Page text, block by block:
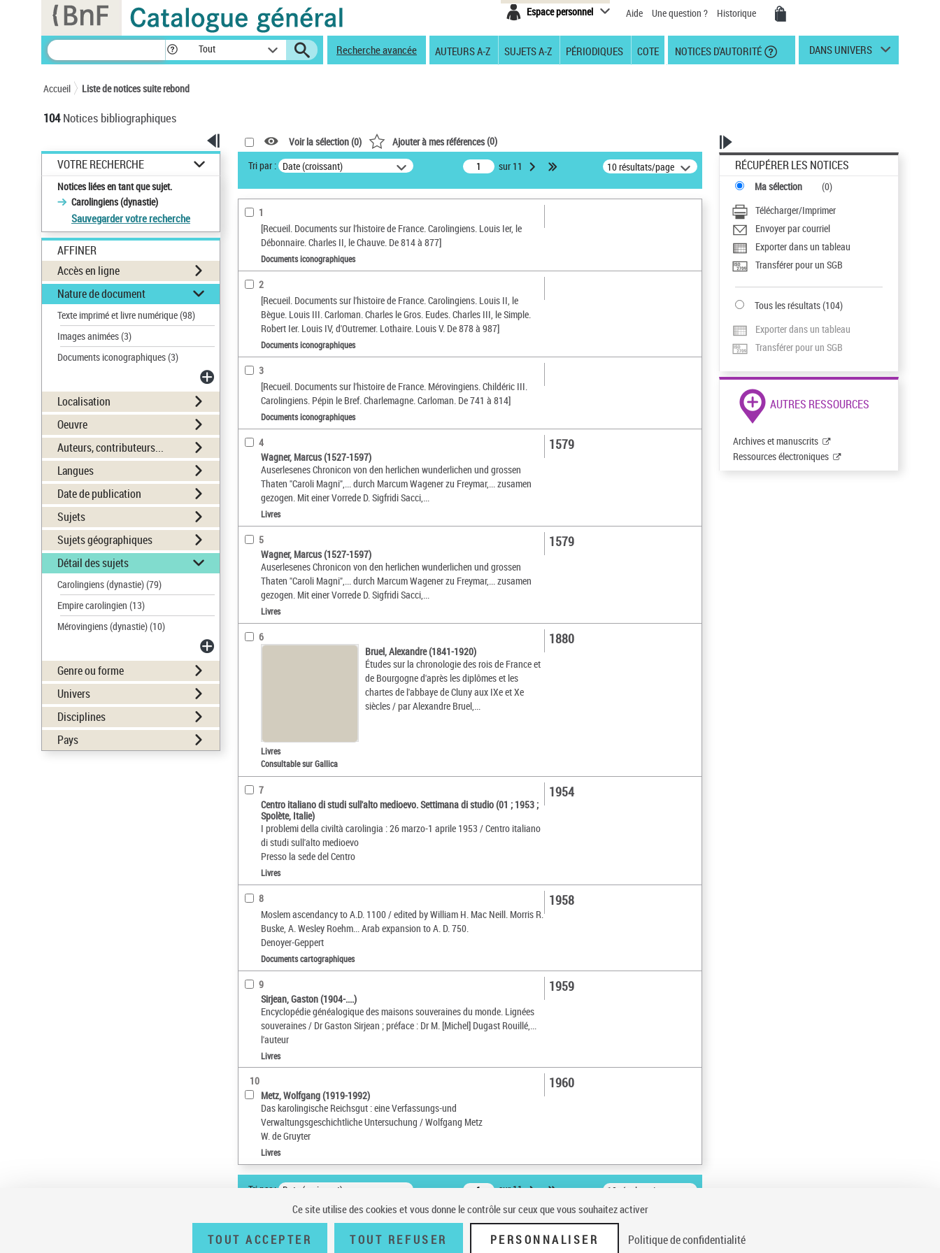
Espace personnel Aide Une question ? Historique
Tout Recherche avancée AUTEURS A-Z SUJETS A-Z PÉRIODIQUES COTE NOTICES D'AUTORITÉ DANS UNIVERS
Accueil Liste de notices suite rebond
104Notices bibliographiques
VOTRE RECHERCHE
Notices liées en tant que sujet.
Carolingiens (dynastie)
Sauvegarder votre recherche
AFFINER
Accès en ligne
Nature de document
Texte imprimé et livre numérique(98)
Images animées(3)
Documents iconographiques(3)
Localisation
Oeuvre
Auteurs, contributeurs...
Langues
Date de publication
Sujets
Sujets géographiques
Détail des sujets
Carolingiens (dynastie)(79)
Empire carolingien (13)
Mérovingiens (dynastie)(10)
Genre ou forme
Univers
Disciplines
Pays
Voir la sélection (0) Ajouter à mes références(0)
Tri par : Date (croissant) sur 11 10 résultats/page
1
[Recueil. Documents sur l'histoire de France. Carolingiens. Louis Ier, le
Débonnaire. Charles II, le Chauve. De 814 à 877]
Documents iconographiques
2
[Recueil. Documents sur l'histoire de France. Carolingiens. Louis II, le
Bègue. Louis III. Carloman. Charles le Gros. Eudes. Charles III, le Simple.
Robert Ier. Louis IV, d'Outremer. Lothaire. Louis V. De 878 à 987]
Documents iconographiques
3
[Recueil. Documents sur l'histoire de France. Mérovingiens. Childéric III.
Carolingiens. Pépin le Bref. Charlemagne. Carloman. De 741 à 814]
Documents iconographiques
4
Wagner, Marcus (1527-1597)
Auserlesenes Chronicon von den herlichen wunderlichen und grossen
Thaten "Caroli Magni",... durch Marcum Wagener zu Freymar,... zusamen
gezogen. Mit einer Vorrede D. Sigfridi Sacci,...
1579
Livres
5
Wagner, Marcus (1527-1597)
Auserlesenes Chronicon von den herlichen wunderlichen und grossen
Thaten "Caroli Magni",... durch Marcum Wagener zu Freymar,... zusamen
gezogen. Mit einer Vorrede D. Sigfridi Sacci,...
1579
Livres
6
Bruel, Alexandre (1841-1920)
Études sur la chronologie des rois de France et
de Bourgogne d'après les diplômes et les
chartes de l'abbaye de Cluny aux IXe et Xe
siècles / par Alexandre Bruel,...
1880
Livres
Consultable sur Gallica
7
Centro italiano di studi sull'alto medioevo. Settimana di studio (01 ; 1953 ;
Spolète, Italie)
I problemi della civiltà carolingia : 26 marzo-1 aprile 1953 / Centro italiano
di studi sull'alto medioevo
Presso la sede del Centro
1954
Livres
8
Moslem ascendancy to A.D. 1100 / edited by William H. Mac Neill. Morris R.
Buske, A. Wesley Roehm... Arab expansion to A. D. 750.
Denoyer-Geppert
1958
Documents cartographiques
9
Sirjean, Gaston (1904-....)
Encyclopédie généalogique des maisons souveraines du monde. Lignées
souveraines / Dr Gaston Sirjean ; préface : Dr M. [Michel] Dugast Rouillé,...
l'auteur
1959
Livres
10
Metz, Wolfgang (1919-1992)
Das karolingische Reichsgut : eine Verfassungs-und
Verwaltungsgeschichtliche Untersuchung / Wolfgang Metz
W. de Gruyter
1960
Livres
Tri par : Date (croissant) sur 11 10 résultats/page
RÉCUPÉRER LES NOTICES
Ma sélection (0)
Télécharger/Imprimer
Envoyer par courriel
Exporter dans un tableau
Transférer pour un SGB
Tous les résultats(104)
Exporter dans un tableau
Transférer pour un SGB
AUTRES RESSOURCES
Archives et manuscrits
Ressources électroniques
Panneau de gestion des cookies
Ce site utilise des cookies et vous donne le contrôle sur ceux que vous souhaitez activer
TOUT ACCEPTER TOUT REFUSER PERSONNALISER Politique de confidentialité